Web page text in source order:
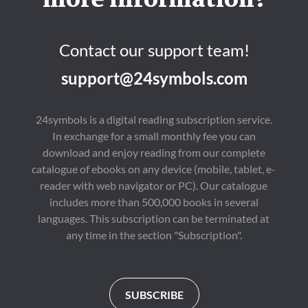
mindkettejük múltja és
személyisége próbára
hazugságokkal kell
megváltoztathatják az
lehet játszani a
megcsalással és a
megtévesztéssel
anélkül, hogy
összetörne az egész
világuk?
Megijedtem, hogy nem
menekülök előlünk.
Most, miután egy
papírból megtudtam,
mindezekkel. Talán ki
kell gyomlálni a
múltunkat, hogy
kiderüljön, van-e
jövőnk. Ideje
megtudnunk, hogy a
sziklakertben is nőhet-
feleséged, BlankaA
festői spanyol szigeten
álló, a világ
leggazdagabbjainak
gyakornokként érkező
Blanka nem sejtette,
hogy munkába
Contact our support team!
support@24symbols.com
24symbols is a digital reading subscription service.
In exchange for a small monthly fee you can
download and enjoy reading from our complete
catalogue of ebooks on any device (mobile, tablet, e-
reader with web navigator or PC). Our catalogue
includes more than 500,000 books in several
languages. This subscription can be terminated at
any time in the section "Subscription".
SUBSCRIBE